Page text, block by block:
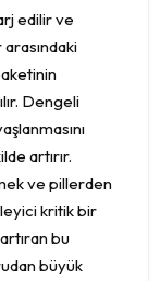
edilir ve
Dengeli
artırır.
ve pillerden
kritik bir
bu
büyük